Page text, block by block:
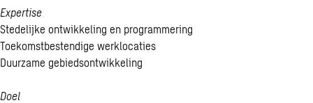
Expertise
Stedelijke ontwikkeling en programmering
Toekomstbestendige werklocaties
Duurzame gebiedsontwikkeling
Doel